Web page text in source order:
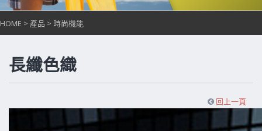
HOME > 產品 > 時尚機能
長纖色織
回上一頁